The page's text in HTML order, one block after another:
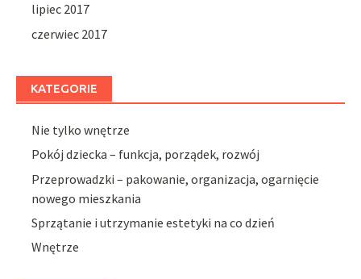
lipiec 2017
czerwiec 2017
KATEGORIE
Nie tylko wnętrze
Pokój dziecka – funkcja, porządek, rozwój
Przeprowadzki – pakowanie, organizacja, ogarnięcie
nowego mieszkania
Sprzątanie i utrzymanie estetyki na co dzień
Wnętrze